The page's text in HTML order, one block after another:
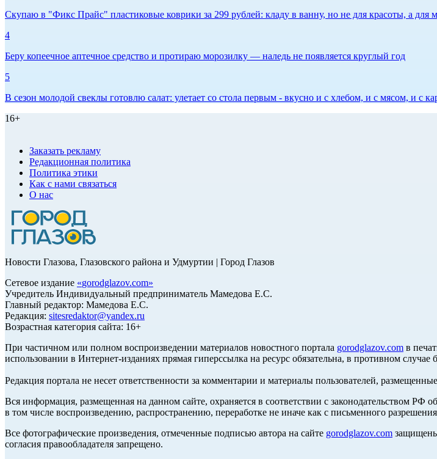
Скупаю в "Фикс Прайс" пластиковые коврики за 299 рублей: кладу в ванну, но не для красоты, а для
4
Беру копеечное аптечное средство и протираю морозилку — наледь не появляется круглый год
5
В сезон молодой свеклы готовлю салат: улетает со стола первым - вкусно и с хлебом, и с мясом, и с
16+
Заказать рекламу
Редакционная политика
Политика этики
Как с нами связаться
О нас
Новости Глазова, Глазовского района и Удмуртии | Город Глазов
Сетевое издание «gorodglazov.com»
Учредитель Индивидуальный предприниматель Мамедова Е.С.
Главный редактор: Мамедова Е.С.
Редакция: sitesredaktor@yandex.ru
Возрастная категория сайта: 16+
При частичном или полном воспроизведении материалов новостного портала gorodglazov.com в
использовании в Интернет-изданиях прямая гиперссылка на ресурс обязательна, в противном
Редакция портала не несет ответственности за комментарии и материалы пользователей,
Вся информация, размещенная на данном сайте, охраняется в соответствии с законодательством
в том числе воспроизведению, распространению, переработке не иначе как с письменного
Все фотографические произведения, отмеченные подписью автора на сайте gorodglazov.com защищены
согласия правообладателя запрещено.